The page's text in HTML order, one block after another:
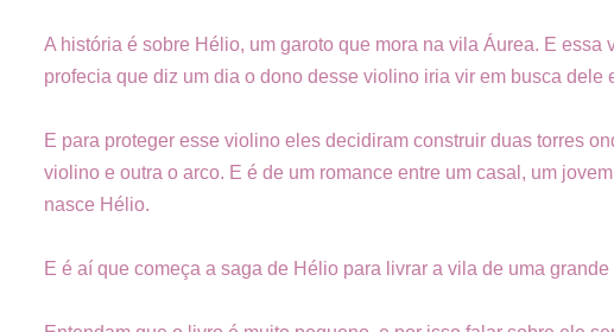
A história é sobre Hélio, um garoto que mora na vila Áurea. E
profecia que diz um dia o dono desse violino iria vir em busca dele
E para proteger esse violino eles decidiram construir duas torres
violino e outra o arco. E é de um romance entre um casal, um
nasce Hélio.
E é aí que começa a saga de Hélio para livrar a vila de uma grande